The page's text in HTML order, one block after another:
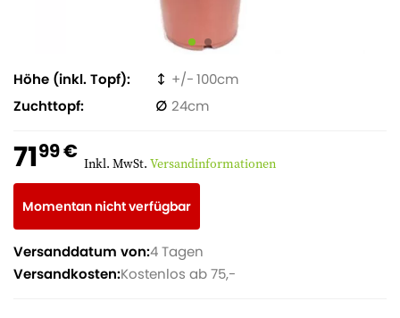
Höhe (inkl. Topf)
100
Zuchttopf
24
7199 € Inkl. MwSt. Versandinformationen
Momentan nicht verfügbar
Versanddatum von:4 Tagen
Versandkosten:Kostenlos ab 75,-